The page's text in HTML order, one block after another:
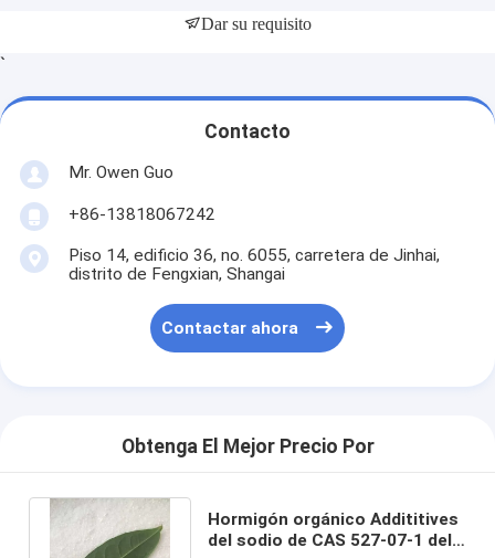
Inicio
Dar su requisito
`
Contacto
Mr. Owen Guo
+86-13818067242
Piso 14, edificio 36, no. 6055, carretera de Jinhai,
distrito de Fengxian, Shangai
Contactar ahora
Obtenga El Mejor Precio Por
Hormigón orgánico Addititives
del sodio de CAS 527-07-1 del